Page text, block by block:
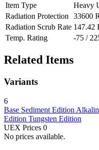
Item Type
Heavy
Radiation Protection
33600
Radiation Scrub Rate 147.42
Temp. Rating
-75 /
Related Items
Variants
6
Base Sediment Edition
Edition Tungsten Edition
UEX Prices 0
No prices available.